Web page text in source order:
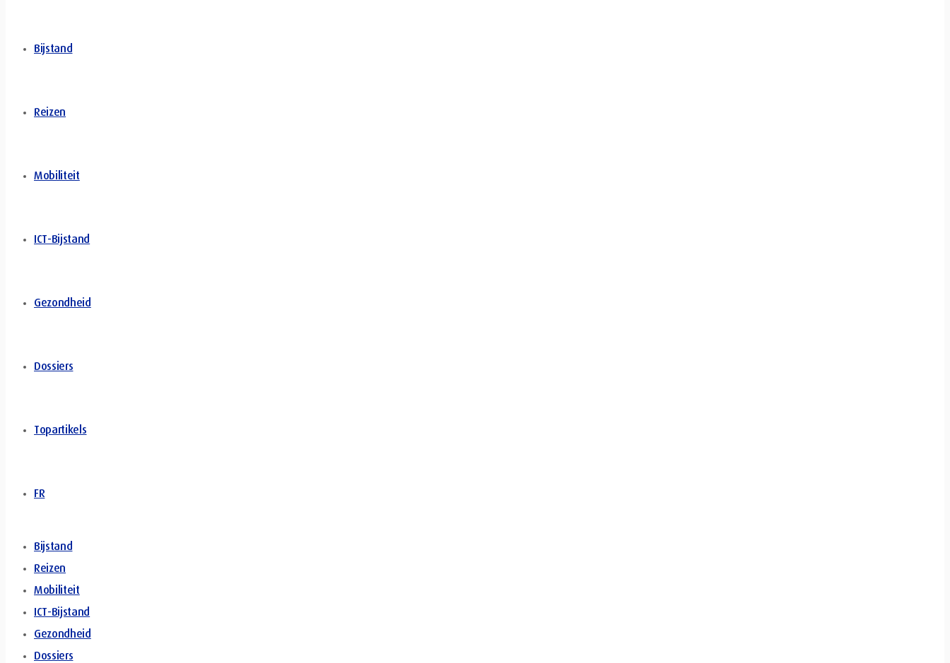
Bijstand
Reizen
Mobiliteit
ICT-Bijstand
Gezondheid
Dossiers
Topartikels
FR
Bijstand
Reizen
Mobiliteit
ICT-Bijstand
Gezondheid
Dossiers